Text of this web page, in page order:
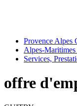
Provence Alpes
Alpes-
Services,
offre